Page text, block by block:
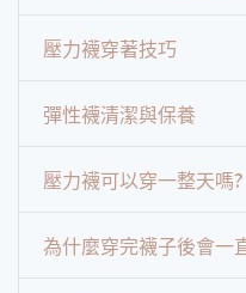
壓力襪穿著技巧
彈性襪清潔與保養
壓力襪可以穿一整天嗎?
為什麼穿完襪子後會一